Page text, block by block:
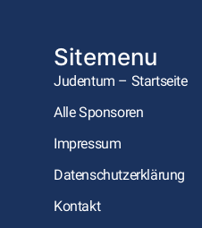
Sitemenu
Judentum – Startseite
Alle Sponsoren
Impressum
Datenschutzerklärung
Kontakt